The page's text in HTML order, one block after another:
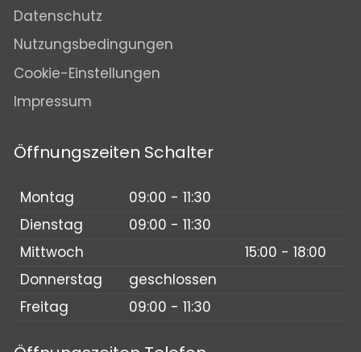
Datenschutz
Nutzungsbedingungen
Cookie-Einstellungen
Impressum
Öffnungszeiten Schalter
Montag
09:00 - 11:30
Dienstag
09:00 - 11:30
Mittwoch
15:00 - 18:00
Donnerstag
geschlossen
Freitag
09:00 - 11:30